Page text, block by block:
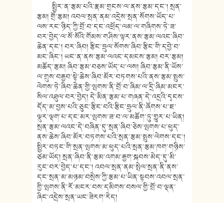
སྤྱིར་ན་རྩམ་པའི་རྣམ་གྲངས་ལ་ནས་རྩམ་དང༌། སྲན་
རྩམ། གྲོ་རྩམ། འབལ་སྲན་ནམ་འདྲེས་སྲན་སོགས་ཡོད་པ་
ལས་རང་ཉིད་ཀྱི་བྲོ་བ་དང་འཕྲོད་ལམ་ལ་གཞིགས་ཏེ་ཟ་
བར་བྱེད་ལ་སོ་སོའི་གོམས་གཤིས་ལྟར་ནས་རྩམ་ལའང་ཞིབ་
ཆེན་དང༌། བར་ཞིབ། རྩིང་ཧྲུལ་སོགས་ཞིབ་རྩིང་གི་དབྱེ་བ་
མང་ཞིང༌། ཡང་ན་ནས་རྩམ་ལའང་དམངས་རྩམ། བར་རྩམ།
མཆོད་རྩམ། ཞིབ་རྩམ་བཅས་ཡོད་པ་ལས། ཞིབ་རྩམ་ནི་ཡོས་
ལ་གྲུས་བརྒྱབ་སྟེ་ཆེས་ཞིབ་མོར་བཏགས་པའི་ནས་རྩམ་སྤུས་
ལེགས་ཏེ་ཞིབ་ཆེན་གྱི་ལྤགས་ནི་བྲོ་བ་ཞིམ་ལ་དྲི་ཞིམ་མངར་
སིལ་འཐུལ་བར་བྱེད། དེ་མིན་རྩམ་པ་གཞན་དེ་འདྲའི་དྭངས་
དོད་མ་བྱས་པའི་ཅུང་རྩིང་བའི་རྩིང་ཧྲུལ་ནི་ཞོགས་པ་ཇ་
ལྡུར་ལྡག་པ་དང་མར་ལྤགས་ཟ་བ་ལ་མཆོག་ཏུ་གྱུར་པ་ཡིན།
སྲན་རྩམ་ལའང་དེ་བཞིན་དུ་སྲན་ཞིབ་ཅེས་ལྤགས་པ་ཕུད་
ནས་ཆེས་ཞིབ་མོར་བཏགས་པའི་སྲན་རྩམ་སྤུས་ལེགས་དང༌།
སྤྱིར་བཏང་གི་སྲན་ལྤགས་མ་ཕུད་པའི་སྲན་རྩམ་ཁག་གཉིས་
ཙམ་ཡོད། སྲན་ཞིབ་ནི་རྩམ་འགམ་རྒྱག་སྐབས་མེད་དུ་མི་
རུང་བར་བྱེད་པ་དང༌། འབལ་སྲན་ནམ་སྤེལ་སྲན་ནི་ནས་
དང་སྲན་མ་མཉམ་བསྲེས་ཀྱི་རྩམ་པ་ཡིན་སྟབས་འབལ་སྲན་
གྱི་ལྤགས་ནི་རོ་མངར་བས་དམིགས་བསལ་གྱི་བྲོ་བ་ལྡན་
ཞིང་འདྲེས་སྲན་ཡང་ཟེརག་རེད།